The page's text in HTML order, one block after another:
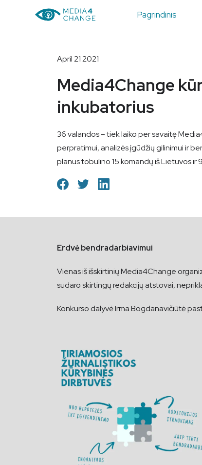
Pagrindinis
April 21 2021
Media4Change
inkubatorius
36 valandos – tiek laiko per savaitę
perpratimui, analizės įgūdžių gilinimui ir
planus tobulino 15 komandų iš Lietuvos ir
Erdvė bendradarbiavimui
Vienas iš išskirtinių Media4Change
sudaro skirtingų redakcijų atstovai,
Konkurso dalyvė Irma Bogdanavičiūtė